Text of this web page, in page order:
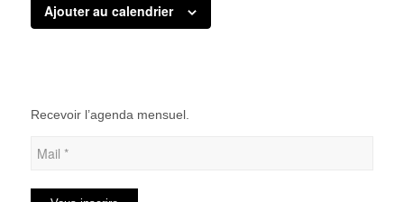
Ajouter au calendrier
Recevoir l’agenda mensuel.